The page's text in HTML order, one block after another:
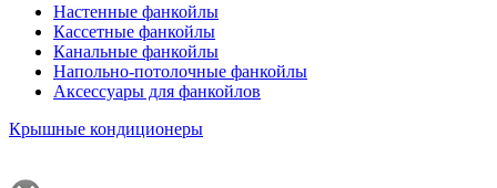
Настенные фанкойлы
Кассетные фанкойлы
Канальные фанкойлы
Напольно-потолочные фанкойлы
Аксессуары для фанкойлов
Крышные кондиционеры